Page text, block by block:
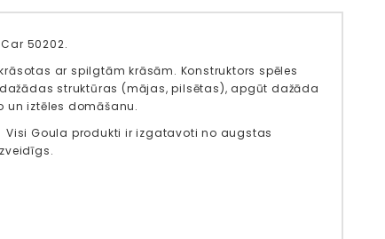
50202.
ar spilgtām krāsām. Konstruktors spēles
struktūras (mājas, pilsētas), apgūt dažāda
un iztēles domāšanu.
Goula produkti ir izgatavoti no augstas